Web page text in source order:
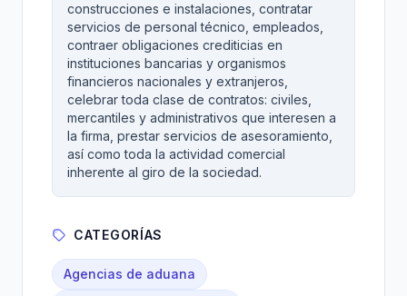
construcciones e instalaciones, contratar
servicios de personal técnico, empleados,
contraer obligaciones crediticias en
instituciones bancarias y organismos
financieros nacionales y extranjeros,
celebrar toda clase de contratos: civiles,
mercantiles y administrativos que interesen a
la firma, prestar servicios de asesoramiento,
así como toda la actividad comercial
inherente al giro de la sociedad.
CATEGORÍAS
Agencias de aduana